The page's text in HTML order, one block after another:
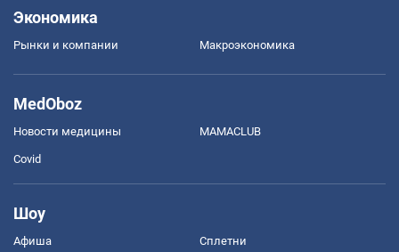
Экономика
Рынки и компании Mакроэкономика
MedOboz
Новости медицины MAMACLUB
Covid
Шоу
Афиша Сплетни